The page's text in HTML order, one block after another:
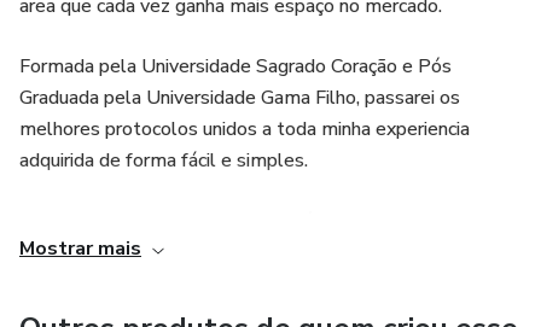
area que cada vez ganha mais espaço no mercado.
Formada pela Universidade Sagrado Coração e Pós
Graduada pela Universidade Gama Filho, passarei os
melhores protocolos unidos a toda minha experiencia
adquirida de forma fácil e simples.
Mostrar mais